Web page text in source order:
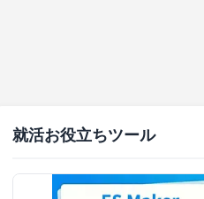
就活お役立ちツール